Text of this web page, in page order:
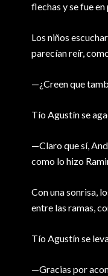
flechas y se fue en
Los niños
parecían reír,
—¿Creen que
Tío Agustín se
—Claro que sí,
como lo hizo
Con una sonrisa,
entre las ramas,
Tío Agustín se
—Gracias por